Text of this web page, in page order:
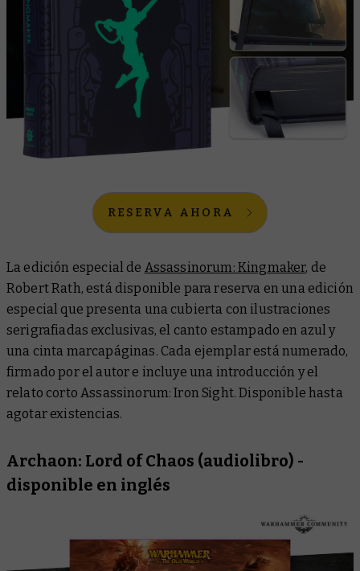
RESERVA AHORA
La edición especial de Assassinorum: Kingmaker, de
Robert Rath, está disponible para reserva en una edición
especial que presenta una cubierta con ilustraciones
serigrafiadas exclusivas, el canto estampado en azul y
una cinta marcapáginas. Cada ejemplar está numerado,
firmado por el autor e incluye una introducción y el
relato corto Assassinorum: Iron Sight. Disponible hasta
agotar existencias.
Archaon: Lord of Chaos (audiolibro) -
disponible en inglés